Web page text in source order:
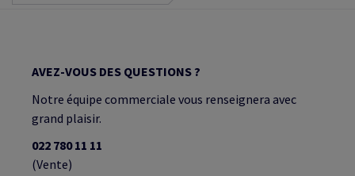
AVEZ-VOUS DES QUESTIONS ?
Notre équipe commerciale vous renseignera avec
grand plaisir.
022 780 11 11
(Vente)